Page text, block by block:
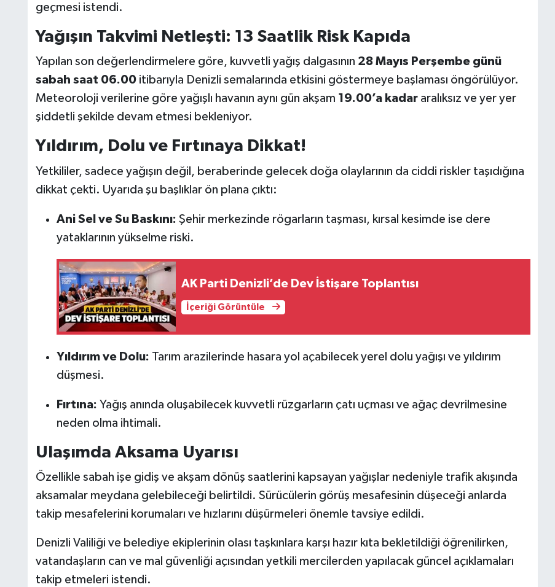
geçmesi istendi.
Yağışın Takvimi Netleşti: 13 Saatlik Risk Kapıda
Yapılan son değerlendirmelere göre, kuvvetli yağış dalgasının 28 Mayıs Perşembe günü
sabah saat 06.00itibarıyla Denizli semalarında etkisini göstermeye başlaması öngörülüyor.
Meteoroloji verilerine göre yağışlı havanın aynı gün akşam 19.00’a kadararalıksız ve yer yer
şiddetli şekilde devam etmesi bekleniyor.
Yıldırım, Dolu ve Fırtınaya Dikkat!
Yetkililer, sadece yağışın değil, beraberinde gelecek doğa olaylarının da ciddi riskler taşıdığına
dikkat çekti. Uyarıda şu başlıklar ön plana çıktı:
Ani Sel ve Su Baskını: Şehir merkezinde rögarların taşması, kırsal kesimde ise dere
yataklarının yükselme riski.
AK Parti Denizli’de Dev İstişare Toplantısı
İçeriği Görüntüle
Yıldırım ve Dolu: Tarım arazilerinde hasara yol açabilecek yerel dolu yağışı ve yıldırım
düşmesi.
Fırtına: Yağış anında oluşabilecek kuvvetli rüzgarların çatı uçması ve ağaç devrilmesine
neden olma ihtimali.
Ulaşımda Aksama Uyarısı
Özellikle sabah işe gidiş ve akşam dönüş saatlerini kapsayan yağışlar nedeniyle trafik akışında
aksamalar meydana gelebileceği belirtildi. Sürücülerin görüş mesafesinin düşeceği anlarda
takip mesafelerini korumaları ve hızlarını düşürmeleri önemle tavsiye edildi.
Denizli Valiliği ve belediye ekiplerinin olası taşkınlara karşı hazır kıta bekletildiği öğrenilirken,
vatandaşların can ve mal güvenliği açısından yetkili mercilerden yapılacak güncel açıklamaları
takip etmeleri istendi.